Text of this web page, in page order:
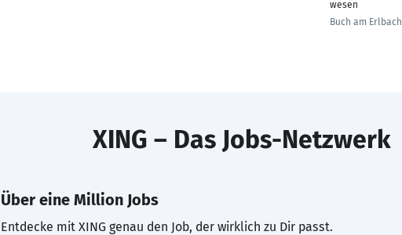
wesen
Buch am Erlbach
XING – Das Jobs-Netzwerk
Über eine Million Jobs
Entdecke mit XING genau den Job, der wirklich zu Dir passt.